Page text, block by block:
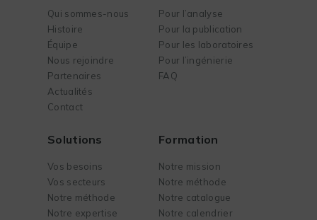
Qui sommes-nous
Histoire
Équipe
Nous rejoindre
Partenaires
Actualités
Contact
Pour l’analyse
Pour la publication
Pour les laboratoires
Pour l’ingénierie
FAQ
Solutions
Vos besoins
Vos secteurs
Notre méthode
Notre expertise
Formation
Notre mission
Notre méthode
Notre catalogue
Notre calendrier